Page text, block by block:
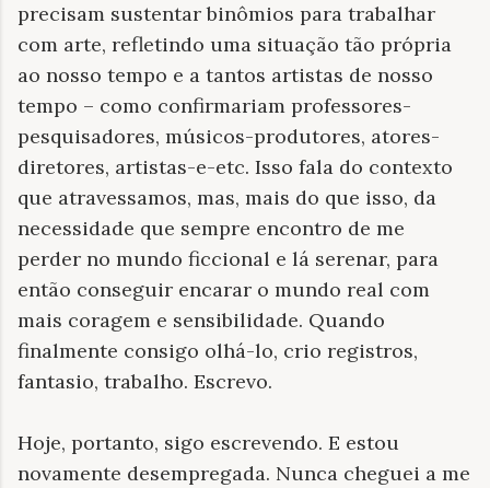
precisam sustentar binômios para trabalhar
com arte, refletindo uma situação tão própria
ao nosso tempo e a tantos artistas de nosso
tempo – como confirmariam professores-
pesquisadores, músicos-produtores, atores-
diretores, artistas-e-etc. Isso fala do contexto
que atravessamos, mas, mais do que isso, da
necessidade que sempre encontro de me
perder no mundo ficcional e lá serenar, para
então conseguir encarar o mundo real com
mais coragem e sensibilidade. Quando
finalmente consigo olhá-lo, crio registros,
fantasio, trabalho. Escrevo.
Hoje, portanto, sigo escrevendo. E estou
novamente desempregada. Nunca cheguei a me